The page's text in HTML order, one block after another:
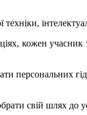
кожен
персональних
свій шлях до